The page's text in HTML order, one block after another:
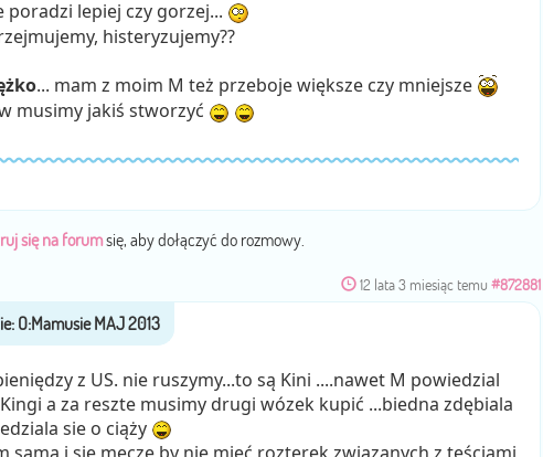
poradzi lepiej czy gorzej...
histeryzujemy??
... mam z moim M też przeboje większe czy mniejsze
musimy jakiś stworzyć
się na forumsię, aby dołączyć do rozmowy.
12 lata 3 miesiąc temu #872881
z US. nie ruszymy...to są Kini ....nawet M powiedzial
a za reszte musimy drugi wózek kupić ...biedna zdębiala
sie o ciąży